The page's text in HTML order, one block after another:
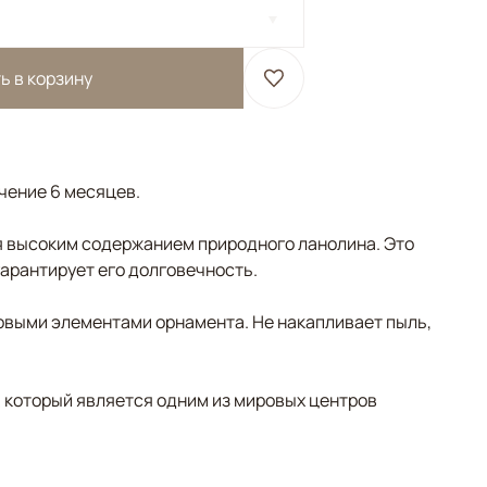
в корзину
6 месяцев.
содержанием природного ланолина. Это
его долговечность.
элементами орнамента. Не накапливает пыль,
является одним из мировых центров